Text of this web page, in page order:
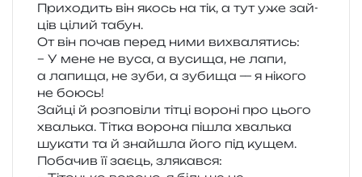
Приходить він якось на тік, а тут уже зай­
ців цілий табун.
От він почав перед ними вихвалятись:
– У мене не вуса, а вуси­ща, не лапи,
а лапи­ща, не зуби, а зуби­ща — я ніко­го
не боюсь!
Зайці й роз­по­ві­ли тітці воро­ні про цього
хваль­ка. Тітка воро­на пішла хваль­ка
шука­ти та й зна­йшла його під кущем.
Побачив її заєць, злякався: